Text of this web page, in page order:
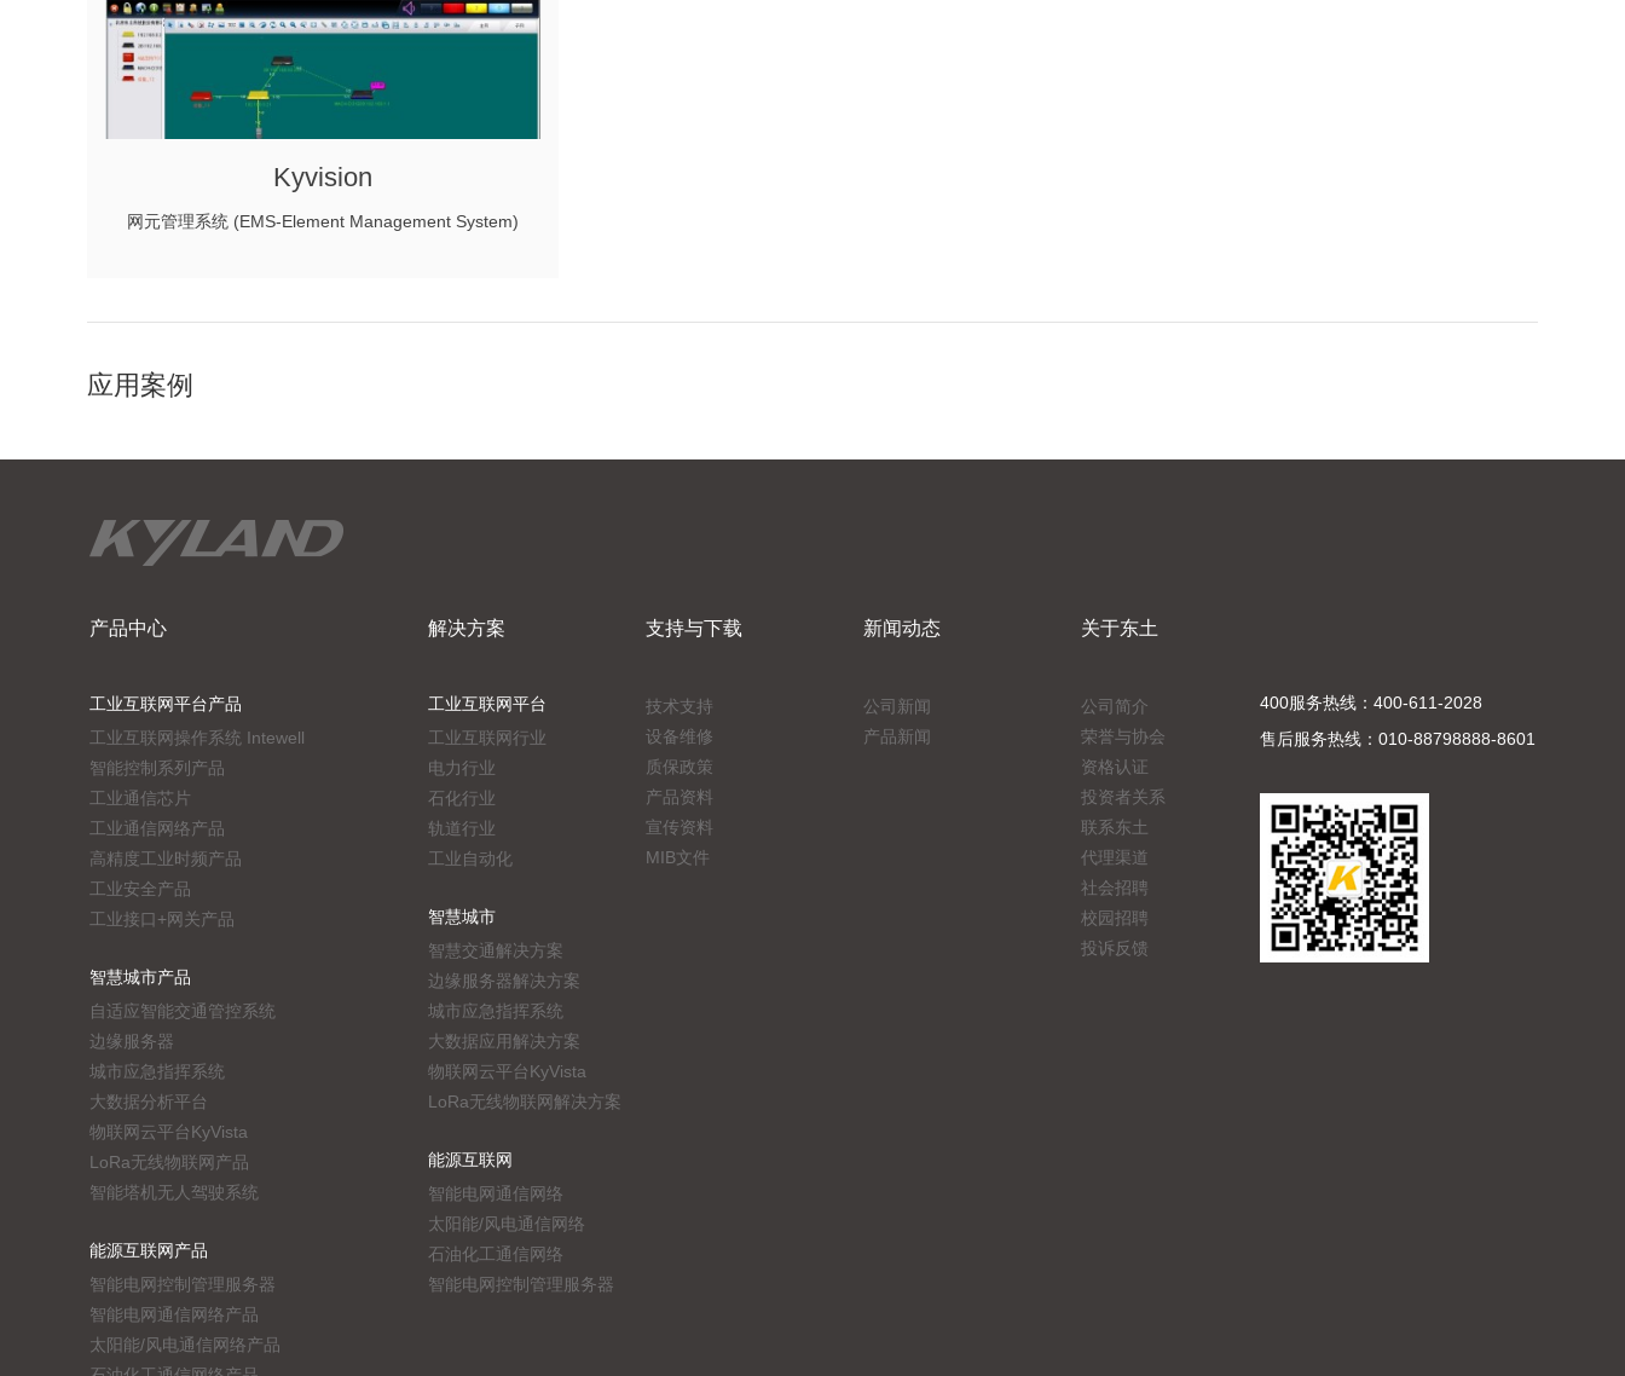
Kyvision
网元管理系统 (EMS-Element Management System)
应用案例
400服务热线：400-611-2028
售后服务热线：010-88798888-8601
产品中心
工业互联网平台产品
工业互联网操作系统 Intewell
智能控制系列产品
工业通信芯片
工业通信网络产品
高精度工业时频产品
工业安全产品
工业接口+网关产品
智慧城市产品
自适应智能交通管控系统
边缘服务器
城市应急指挥系统
大数据分析平台
物联网云平台KyVista
LoRa无线物联网产品
智能塔机无人驾驶系统
能源互联网产品
智能电网控制管理服务器
智能电网通信网络产品
太阳能/风电通信网络产品
解决方案
工业互联网平台
工业互联网行业
电力行业
石化行业
轨道行业
工业自动化
智慧城市
智慧交通解决方案
边缘服务器解决方案
城市应急指挥系统
大数据应用解决方案
物联网云平台KyVista
LoRa无线物联网解决方案
能源互联网
智能电网通信网络
太阳能/风电通信网络
石油化工通信网络
智能电网控制管理服务器
支持与下载
技术支持
设备维修
质保政策
产品资料
宣传资料
MIB文件
新闻动态
公司新闻
产品新闻
关于东土
公司简介
荣誉与协会
资格认证
投资者关系
联系东土
代理渠道
社会招聘
校园招聘
投诉反馈